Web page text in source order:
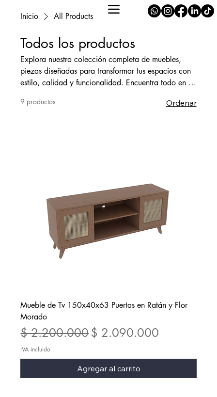
Inicio All Products
Todos los productos
Explora nuestra colección completa de muebles,
piezas diseñadas para transformar tus espacios con
estilo, calidad y funcionalidad. Encuentra todo en un
9 productos Ordenar
Mueble de Tv 150x40x63 Puertas en Ratán y Flor
Morado
Precio
$ 2.200.000Precio de oferta
$ 2.090.000
IVA incluido
Agregar al carrito